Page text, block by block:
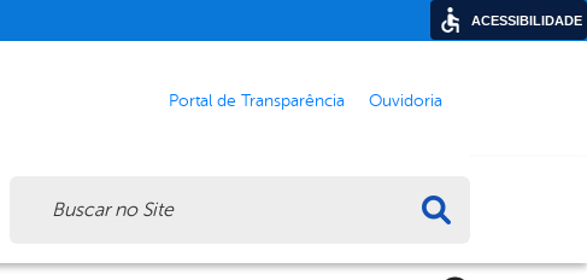
Portal de Transparência Ouvidoria
ACESSIBILIDADE